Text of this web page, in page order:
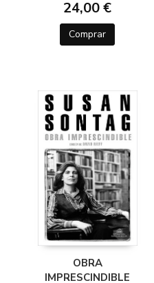
24,00 €
Comprar
OBRA
IMPRESCINDIBLE